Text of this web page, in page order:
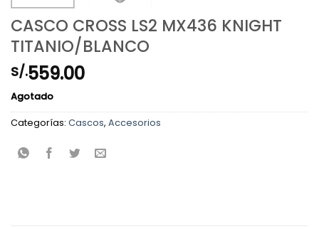
CASCO CROSS LS2 MX436 KNIGHT
TITANIO/BLANCO
S/.559.00
Agotado
Categorías: Cascos, Accesorios